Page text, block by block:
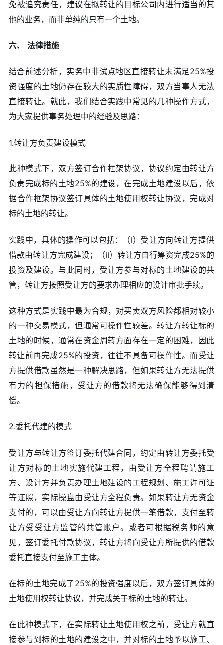
免被追究责任，建议在拟转让的目标公司内进行适当的其
他的业务，而非单纯的只有一个土地。
六、 法律措施
结合前述分析，实务中非试点地区直接转让未满足25%投
资强度的土地仍存在较大的实质性障碍，双方当事人无法
直接转让。就此，我们结合实践中常见的几种操作方式，
为大家提供事务处理中的经验及思路：
1.转让方负责建设模式
此种模式下，双方签订合作框架协议，协议约定由转让方
负责完成标的土地25%的建设，在完成土地建设以后，依
据合作框架协议签订具体的土地使用权转让协议，完成对
标的土地的转让。
实践中，具体的操作可以包括：（i）受让方向转让方提供
借款由转让方完成建设；（ii）转让方自行筹资完成25%的
投资及建设。与此同时，受让方参与对标的土地建设的共
管，转让方按照受让方的要求办理相应的设计审批手续。
这种方式是实践中最为合规，对买卖双方风险都相对较小
的一种交易模式，但通常可操作性较差。转让方转让标的
土地的时候，通常在资金周转方面存在一定的困难，因此
转让前再完成25%的投资，往往不具备可操作性。而受让
方提供借款虽然是一种解决思路，但如果转让方无法提供
有力的担保措施，受让方的借款将无法确保能够得到清
偿。
2.委托代建的模式
受让方与转让方签订委托代建合同，约定由转让方委托受
让方对标的土地实施代建工程，由受让方全程聘请施工
方、设计方并负责办理土地建设的工程规划、施工许可证
等证照，实际操盘由受让方全程负责。如果转让方无资金
支付的，可以由受让方向转让方提供一笔借款，支付至转
让方受受让方监管的共管账户。或者可根据税务师的意
见，签订委托付款协议，转让方将向受让方所提供的借款
委托直接支付至施工主体。
在标的土地完成了25%的投资强度以后，双方签订具体的
土地使用权转让协议，并完成关于标的土地的转让。
在此种模式下，在实际转让土地使用权之前，受让方就直
接参与到标的土地的建设之中，并对标的土地予以施工、